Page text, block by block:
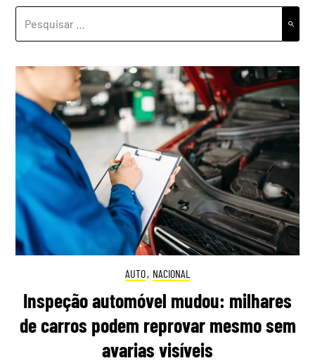
POR:
AUTO, NACIONAL
Inspeção automóvel mudou: milhares
de carros podem reprovar mesmo sem
avarias visíveis